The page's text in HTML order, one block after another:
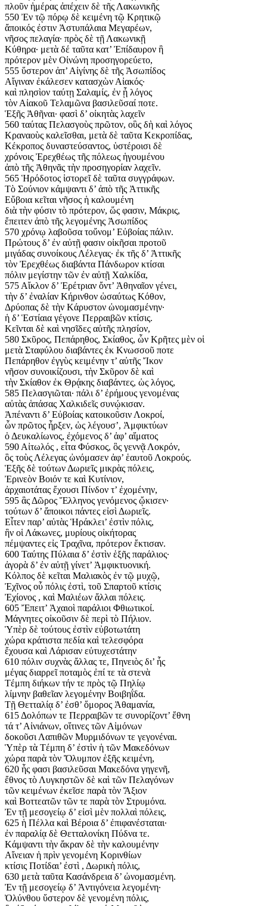
πλοῦν ἡμέρας ἀπέχειν δὲ τῆς Λακωνικῆς
550 Ἐν τῷ πόρῳ δὲ κειμένη τῷ Κρητικῷ
ἄποικός ἐστιν Ἀστυπάλαια Μεγαρέων,
νῆσος πελαγία· πρὸς δὲ τῇ Λακωνικῇ
Κύθηρα· μετὰ δέ ταῦτα κατ’ Ἐπίδαυρον ἣ
πρότερον μὲν Οἰνώνη προσηγορεύετο,
555 ὕστερον ἀπ’ Αἰγίνης δὲ τῆς Ἀσωπίδος
Αἴγιναν ἐκάλεσεν κατασχὼν Αἰακός·
καὶ πλησὶον ταύτῃ Σαλαμίς, ἐν ᾗ λόγος
τὸν Αἰακοῦ Τελαμῶνα βασιλεῦσαί ποτε.
Ἑξῆς Ἀθῆναι· φασὶ δ’ οἰκητὰς λαχεῖν
560 ταύτας Πελασγοὺς πρῶτον, οὓς δὴ καὶ λόγος
Κραναοὺς καλεῖσθαι, μετὰ δὲ ταῦτα Κεκροπίδας,
Κέκροπος δυναστεύσαντος, ὑστέροισι δὲ
χρόνοις Ἐρεχθέως τῆς πόλεως ἡγουμένου
ἀπὸ τῆς Ἀθηνᾶς τὴν προσηγορίαν λαχεῖν.
565 Ἡρόδοτος ἱστορεῖ δὲ ταῦτα συγγράφων.
Τὸ Σούνιον κάμψαντι δ’ ἀπὸ τῆς Ἀττικῆς
Εὔβοια κεῖται νῆσος ἡ καλουμένη
διὰ τὴν φύσιν τὸ πρότερον, ὥς φασιν, Μάκρις,
ἔπειτεν ἀπὸ τῆς λεγομένης Ἀσωπίδος
570 χρόνῳ λαβοῦσα τοὔνομ’ Εὐβοίας πάλιν.
Πρώτους δ’ ἐν αὐτῇ φασιν οἰκῆσαι προτοῦ
μιγάδας συνοίκους Λέλεγας· ἐκ τῆς δ’ Ἀττικῆς
τὸν Ἐρεχθέως διαβάντα Πάνδωρον κτίσαι
πόλιν μεγίστην τῶν ἐν αὐτῇ Χαλκίδα,
575 Αἴκλον δ’ Ἐρέτριαν ὄντ’ Ἀθηναῖον γένει,
τὴν δ’ ἐναλίαν Κήρινθον ὡσαύτως Κόθον,
Δρύοπας δὲ τὴν Κάρυστον ὠνομασμένην·
ἡ δ’ Ἑστίαια γέγονε Περραιβῶν κτίσις.
Κεῖνται δὲ καὶ νησῖδες αὐτῆς πλησίον,
580 Σκῦρος, Πεπάρηθος, Σκίαθος, ὧν Κρῆτες μὲν οἱ
μετὰ Σταφύλου διαβάντες ἐκ Κνωσσοῦ ποτε
Πεπάρηθον ἐγγὺς κειμένην τ’ αὐτῆς Ἴκον
νῆσον συνοικίζουσι, τὴν Σκῦρον δὲ καὶ
τὴν Σκίαθον ἐκ Θρᾴκης διαβάντες, ὡς λόγος,
585 Πελασγιῶται· πάλι δ’ ἐρήμους γενομένας
αὐτὰς ἁπάσας Χαλκιδεῖς συνῴκισαν.
Ἀπέναντι δ’ Εὐβοίας κατοικοῦσιν Λοκροί,
ὧν πρῶτος ἦρξεν, ὡς λέγουσ’, Ἀμφικτύων
ὁ Δευκαλίωνος, ἐχόμενος δ’ ἀφ’ αἵματος
590 Αἰτωλός , εἶτα Φύσκος, ὃς γεννᾷ Λοκρόν,
ὃς τοὺς Λέλεγας ὠνόμασεν ἀφ’ ἑαυτοῦ Λοκρούς.
Ἑξῆς δὲ τούτων Δωριεῖς μικρὰς πόλεις,
Ἐρινεὸν Βοιόν τε καὶ Κυτίνιον,
ἀρχαιοτάτας ἔχουσι Πίνδον τ’ ἐχομένην,
595 ἃς Δῶρος Ἕλληνος γενόμενος ᾤκισεν·
τούτων δ’ ἄποικοι πάντες εἰσὶ Δωριεῖς.
Εἶτεν παρ’ αὐτὰς Ἡράκλει’ ἐστὶν πόλις,
ἣν οἱ Λάκωνες, μυρίους οἰκήτορας
πέμψαντες εἰς Τραχῖνα, πρότερον ἔκτισαν.
600 Ταύτης Πύλαια δ’ ἐστὶν ἑξῆς παράλιος·
ἀγορὰ δ’ ἐν αὐτῇ γίνετ’ Ἀμφικτυονική.
Κόλπος δὲ κεῖται Μαλιακὸς ἐν τῷ μυχῷ,
Ἐχῖνος οὗ πόλις ἐστὶ, τοῦ Σπαρτοῦ κτίσις
Ἐχίονος , καὶ Μαλιέων ἄλλαι πόλεις.
605 Ἔπειτ’ Ἀχαιοὶ παράλιοι Φθιωτικοί.
Μάγνητες οἰκοῦσιν δὲ περὶ τὸ Πήλιον.
Ὑπὲρ δὲ τούτους ἐστὶν εὐβοτωτάτη
χώρα κράτιστα πεδία καὶ τελεσφόρα
ἔχουσα καὶ Λάρισαν εὐτυχεστάτην
610 πόλιν συχνὰς ἄλλας τε, Πηνειὸς δι’ ἧς
μέγας διαρρεῖ ποταμὸς ἐπί τε τὰ στενὰ
Τέμπη διήκων τήν τε πρὸς τῷ Πηλίῳ
λίμνην βαθεῖαν λεγομένην Βοιβηΐδα.
Τῇ Θετταλίᾳ δ’ ἐσθ’ ὅμορος Ἀθαμανία,
615 Δολόπων τε Περραιβῶν τε συνορίζοντ’ ἔθνη
τά τ’ Αἰνιάνων, οἵτινες τῶν Αἱμόνων
δοκοῦσι Λαπιθῶν Μυρμιδόνων τε γεγονέναι.
Ὑπὲρ τὰ Τέμπη δ’ ἐστὶν ἡ τῶν Μακεδόνων
χώρα παρὰ τὸν Ὄλυμπον ἑξῆς κειμένη,
620 ἧς φασι βασιλεῦσαι Μακεδόνα γηγενῆ,
ἔθνος τὸ Λυγκηστῶν δὲ καὶ τῶν Πελαγόνων
τῶν κειμένων ἐκεῖσε παρὰ τὸν Ἄξιον
καὶ Βοττεατῶν τῶν τε παρὰ τὸν Στρυμόνα.
Ἐν τῇ μεσογείῳ δ’ εἰσὶ μὲν πολλαὶ πόλεις,
625 ἡ Πέλλα καὶ Βέροια δ’ ἐπιφανέσταται·
ἐν παραλίᾳ δὲ Θετταλονίκη Πύδνα τε.
Κάμψαντι τὴν ἄκραν δὲ τὴν καλουμένην
Αἴνειαν ἡ πρὶν γενομένη Κορινθίων
κτίσις Ποτίδαι’ ἐστὶ , Δωρικὴ πόλις,
630 μετὰ ταῦτα Κασάνδρεια δ’ ὠνομασμένη.
Ἐν τῇ μεσογείῳ δ’ Ἀντιγόνεια λεγομένη·
Ὀλύνθου ὕστερον δὲ γενομένη πόλις,